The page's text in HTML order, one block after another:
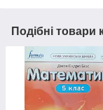
Подібні товари